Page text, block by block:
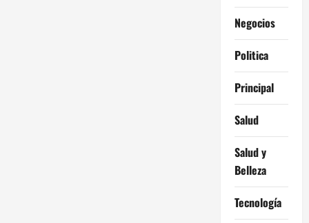
Negocios
Politica
Principal
Salud
Salud y
Belleza
Tecnología